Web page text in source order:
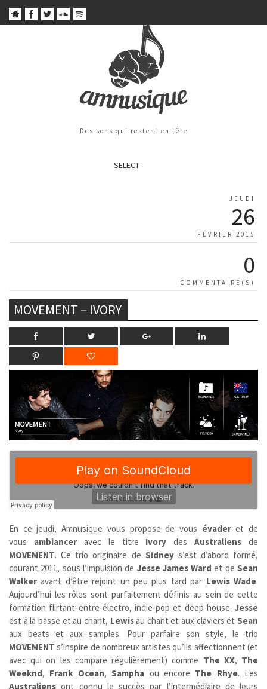
Des sons qui restent en tête
SELECT
JEUDI
26
FÉVRIER 2015
0
COMMENTAIRE(S)
MOVEMENT – IVORY
En ce jeudi, Amnusique vous propose de vous évaderet de
vous ambianceravec le titre Ivory desAustraliens de
MOVEMENT. Ce trio originaire de Sidneys’est d’abord formé,
courant 2011, sous l’impulsion de Jesse James Ward et de Sean
Walker avant d’être rejoint un peu plus tard par Lewis Wade.
Aujourd’hui les rôles sont parfaitement définis au sein de cette
formation flirtant entre électro, indie-pop et deep-house. Jesse
est à la basse et au chant, Lewisau chant et aux claviers etSean
aux beats et aux samples. Pour parfaire son style, le trio
MOVEMENT s’inspire de nombreux artistes qu’ils affectionnent (et
avec qui on les compare régulièrement) comme The XX, The
Weeknd, Frank Ocean,Sampha ou encore The Rhye. Les
Australiens ont connu le succès par l’intermédiaire de leurs